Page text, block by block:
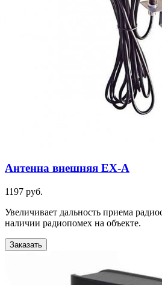
Антенна внешняя EX-A
1197 руб.
Увеличивает дальность приема
наличии радиопомех на объекте.
Заказать